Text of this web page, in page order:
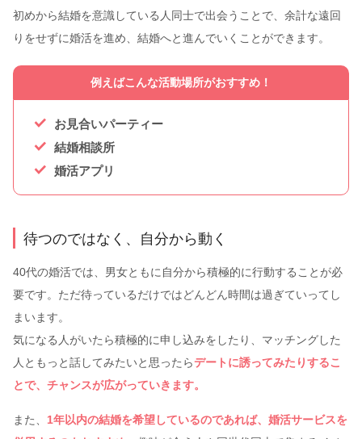
初めから結婚を意識している人同士で出会うことで、余計な遠回
りをせずに婚活を進め、結婚へと進んでいくことができます。
例えばこんな活動場所がおすすめ！
お見合いパーティー
結婚相談所
婚活アプリ
待つのではなく、自分から動く
40代の婚活では、男女ともに自分から積極的に行動することが必
要です。ただ待っているだけではどんどん時間は過ぎていってし
まいます。
気になる人がいたら積極的に申し込みをしたり、マッチングした
人ともっと話してみたいと思ったらデートに誘ってみたりするこ
とで、チャンスが広がっていきます。
また、 1年以内の結婚を希望しているのであれば、婚活サービスを